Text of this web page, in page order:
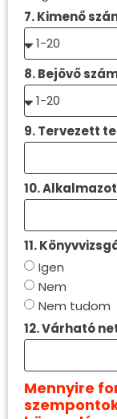
7. Kimenő
8. Bejövő
9. Tervezett
10.
11.
Igen
Nem
Nem tudom
12. Várható
Mennyire